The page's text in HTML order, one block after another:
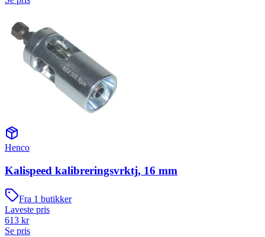
Henco
Kalispeed kalibreringsvrktj, 16 mm
Fra 1 butikker
Laveste pris
613 kr
Se pris